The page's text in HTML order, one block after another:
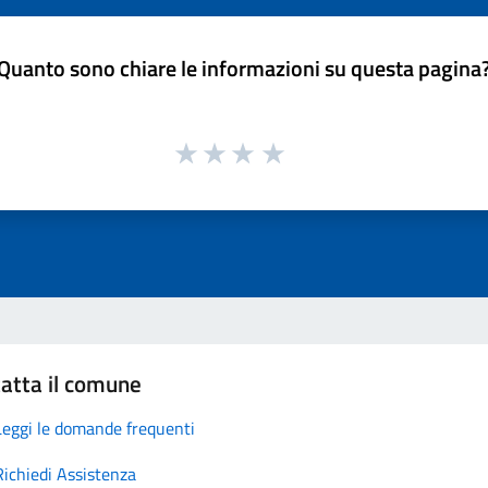
sono chiare le informazioni su questa
il comune
le domande frequenti
Assistenza